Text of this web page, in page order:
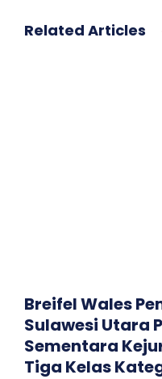
Related Articles
Breifel Wales
Sulawesi Utara
Sementara
Tiga Kelas